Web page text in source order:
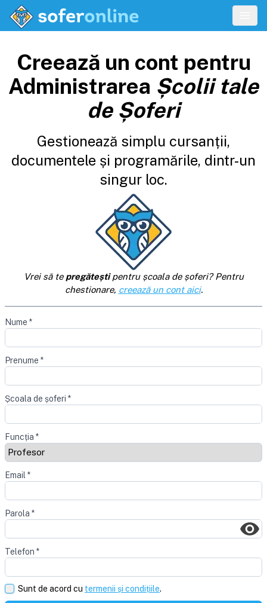
Creează un cont pentru
Administrarea Școlii tale
de Șoferi
Gestionează simplu cursanții,
documentele și programările, dintr-un
singur loc.
Vrei să te pregăteștipentru școala de șoferi? Pentru
chestionare, creează un cont aici.
Nume *
Prenume *
Școala de șoferi *
Funcția *
Email *
Parola *
Telefon *
Sunt de acord cu termenii și condițiile.